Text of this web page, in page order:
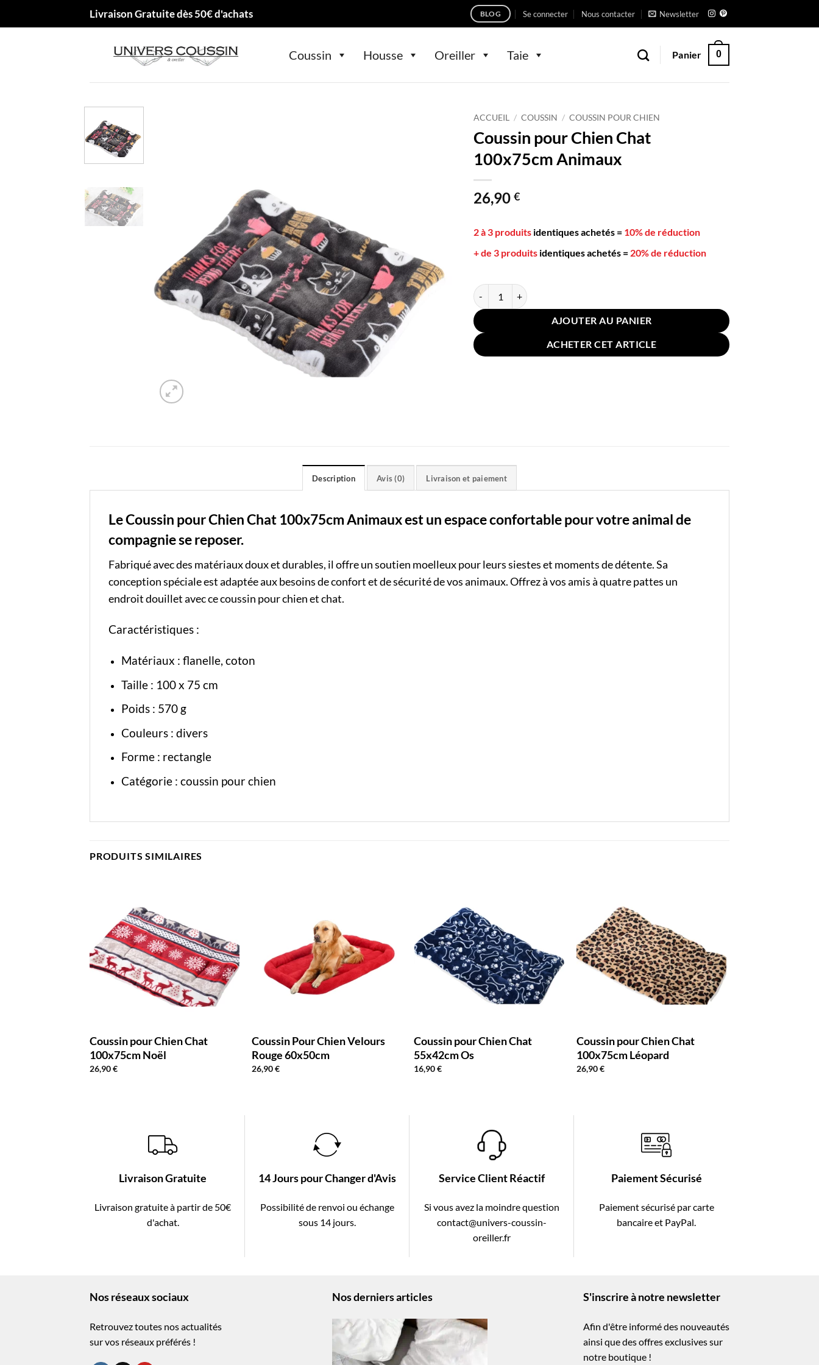
Livraison Gratuite dès 50€ d'achats BLOG Se connecter Nous contacter Newsletter
Coussin Housse Oreiller Taie Panier 0
ACCUEIL / COUSSIN / COUSSIN POUR CHIEN
Coussin pour Chien Chat
100x75cm Animaux
26,90 €
2 à 3 produits identiques achetés = 10% de réduction
+ de 3 produits identiques achetés = 20% de réduction
quantité de Coussin pour Chien Chat 100x75cm Animaux
AJOUTER AU PANIER
ACHETER CET ARTICLE
Description Avis (0) Livraison et paiement
Le Coussin pour Chien Chat 100x75cm Animaux est un espace confortable pour votre animal de
compagnie se reposer.
Fabriqué avec des matériaux doux et durables, il offre un soutien moelleux pour leurs siestes et moments de détente. Sa
conception spéciale est adaptée aux besoins de confort et de sécurité de vos animaux. Offrez à vos amis à quatre pattes un
endroit douillet avec ce coussin pour chien et chat.
Caractéristiques :
Matériaux : flanelle, coton
Taille : 100 x 75 cm
Poids : 570 g
Couleurs : divers
Forme : rectangle
Catégorie : coussin pour chien
PRODUITS SIMILAIRES
Coussin pour Chien Chat
100x75cm Noël
26,90€
Coussin Pour Chien Velours
Rouge 60x50cm
26,90€
Coussin pour Chien Chat
55x42cm Os
16,90€
Coussin pour Chien Chat
100x75cm Léopard
26,90€
Livraison Gratuite
Livraison gratuite à partir de 50€
d'achat.
14 Jours pour Changer d'Avis
Possibilité de renvoi ou échange
sous 14 jours.
Service Client Réactif
Si vous avez la moindre question
contact@univers-coussin-
oreiller.fr
Paiement Sécurisé
Paiement sécurisé par carte
bancaire et PayPal.
Nos réseaux sociaux
Retrouvez toutes nos actualités
sur vos réseaux préférés !
Nos derniers articles S'inscrire à notre newsletter
Afin d'être informé des nouveautés
ainsi que des offres exclusives sur
notre boutique !